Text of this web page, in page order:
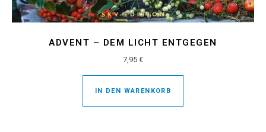
ADVENT – DEM LICHT ENTGEGEN
7,95 €
IN DEN WARENKORB